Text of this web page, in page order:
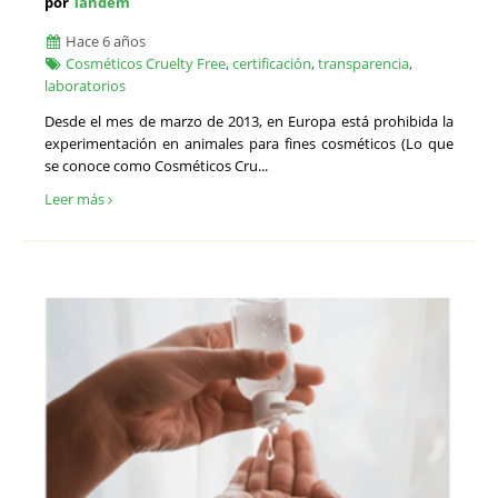
Tasadores de antigüedades - Valoración
Tasadores de libros
Tasadores de muebles - Valoración
Tecnológicos
Traducción Jurada e Interpretación
Técnicos Informáticos
Valoración del Daño Corporal
Hace 6 años
Cosméticos Cruelty Free,certificación,transparencia,
laboratorios
Desde el mes de marzo de 2013, en Europa está prohibida la
experimentación en animales para fines cosméticos (Lo que
se conoce como Cosméticos Cru...
Leer más